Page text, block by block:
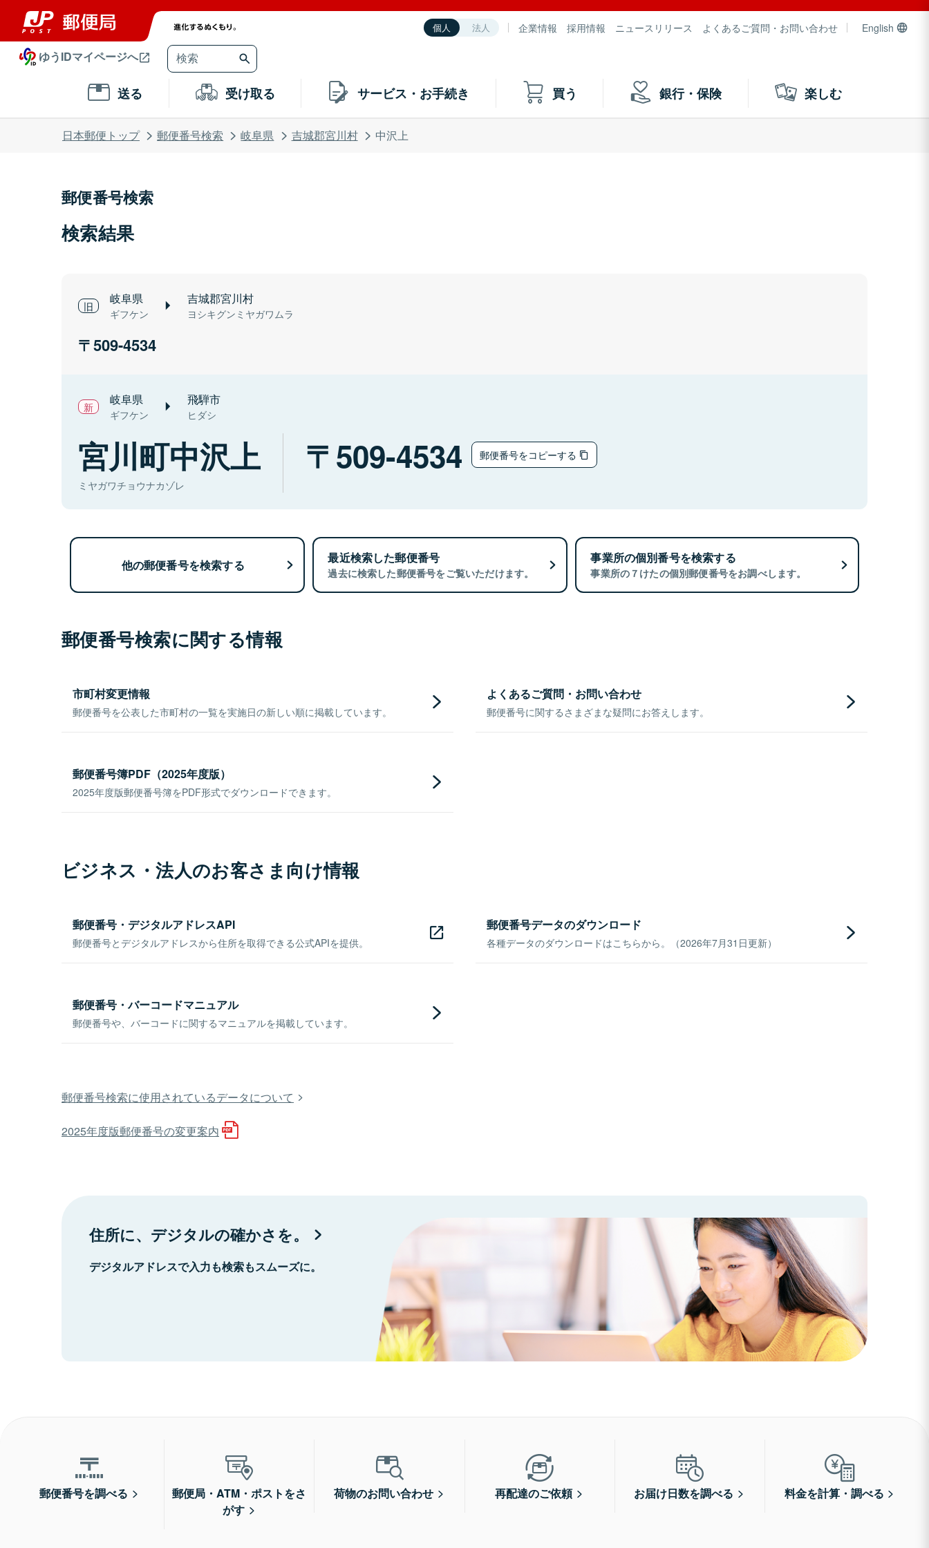
個人 法人 企業情報 採用情報 ニュースリリース よくあるご質問・お問い合わせ English
ゆうIDマイページへ
送る 受け取る サービス・お手続き 買う 銀行・保険 楽しむ
日本郵便トップ 郵便番号検索 岐阜県 吉城郡宮川村 中沢上
郵便番号検索
検索結果
岐阜県
ギフケン
吉城郡宮川村
ヨシキグンミヤガワムラ
509-4534
岐阜県
ギフケン
飛騨市
ヒダシ
宮川町中沢上
ミヤガワチョウナカゾレ
509-4534 郵便番号をコピーする
他の郵便番号を検索する 最近検索した郵便番号
過去に検索した郵便番号をご覧いただけます。
事業所の個別番号を検索する
事業所の７けたの個別郵便番号をお調べします。
郵便番号検索に関する情報
市町村変更情報
郵便番号を公表した市町村の一覧を実施日の新しい順に掲載しています。
よくあるご質問・お問い合わせ
郵便番号に関するさまざまな疑問にお答えします。
郵便番号簿PDF（2025年度版）
2025年度版郵便番号簿をPDF形式でダウンロードできます。
ビジネス・法人のお客さま向け情報
郵便番号・デジタルアドレスAPI
郵便番号とデジタルアドレスから住所を取得できる公式APIを提供。
郵便番号データのダウンロード
各種データのダウンロードはこちらから。（2026年7月31日更新）
郵便番号・バーコードマニュアル
郵便番号や、バーコードに関するマニュアルを掲載しています。
郵便番号検索に使用されているデータについて
2025年度版郵便番号の変更案内
住所に、デジタルの確かさを。
デジタルアドレスで入力も検索もスムーズに。
郵便番号を調べる
郵便局・ATM・ポストをさ
がす
荷物のお問い合わせ 再配達のご依頼 お届け日数を調べる 料金を計算・調べる